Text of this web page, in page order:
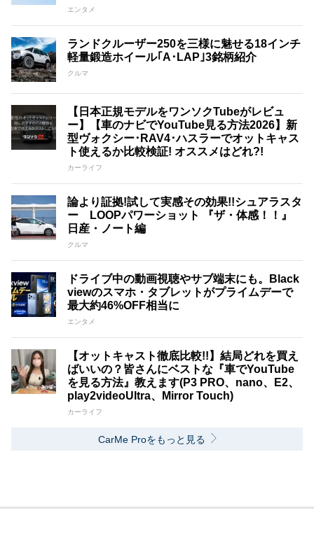
エンタメ
ランドクルーザー250を三様に魅せる18インチ
軽量鍛造ホイール｢A･LAP｣3銘柄紹介
クルマ
【日本正規モデルをワンソクTubeがレビュ
ー】【車のナビでYouTube見る方法2026】新
型ヴォクシー･RAV4･ハスラーでオットキャス
ト使えるか比較検証! オススメはどれ?!
カーライフ
論より証拠!試して実感その効果!!シュアラスタ
ー LOOPパワーショット 『ザ・体感！！』
日産・ノート編
クルマ
ドライブ中の動画視聴やサブ端末にも。Black
viewのスマホ・タブレットがプライムデーで
最大約46%OFF相当に
エンタメ
【オットキャスト徹底比較!!】結局どれを買え
ばいいの？皆さんにベストな『車でYouTube
を見る方法』教えます(P3 PRO、nano、E2、
play2videoUltra、Mirror Touch)
カーライフ
CarMe Proをもっと見る